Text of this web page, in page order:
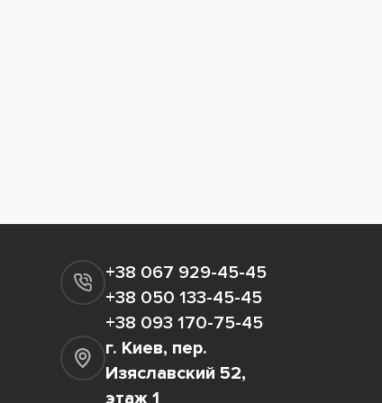
+38 067 929-45-45
+38 050 133-45-45
+38 093 170-75-45
г. Киев, пер.
Изяславский 52,
этаж 1